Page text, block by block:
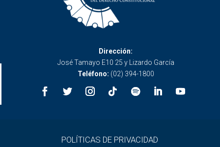
Dirección:
José Tamayo E10 25 y Lizardo García
Teléfono: (02) 394-1800
POLÍTICAS DE PRIVACIDAD